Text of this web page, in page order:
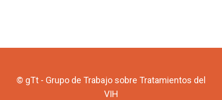
© gTt - Grupo de Trabajo sobre Tratamientos del
VIH